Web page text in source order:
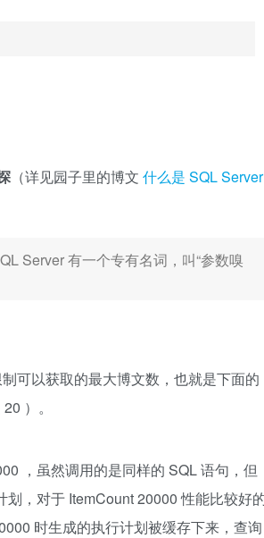
（详见园子里的博文 什么是 SQL Server
Server 有一个专有名词，叫“参数嗅
可以获取的最大博文数，也就是下面的
）。
，虽然调用的是同样的 SQL 语句，但
，对于 ItemCount 20000 性能比较好
时生成的执行计划被缓存下来，查询